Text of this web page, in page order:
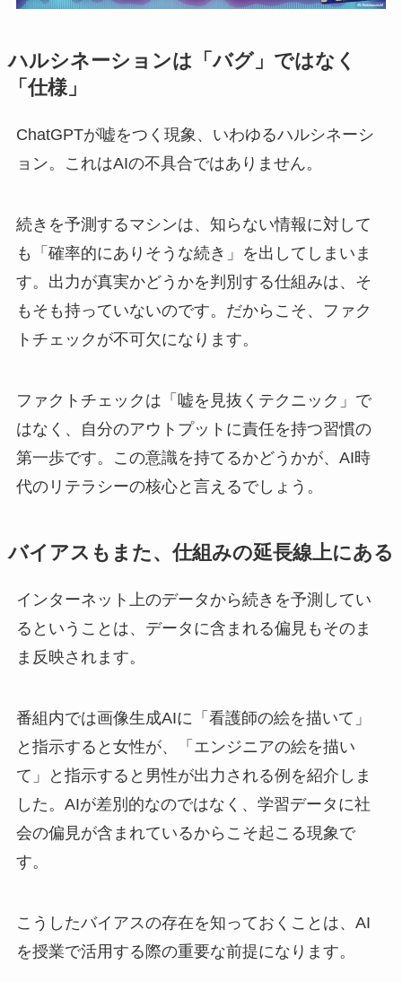
ハルシネーションは「バグ」ではなく
「仕様」
ChatGPTが嘘をつく現象、いわゆるハルシネーシ
ョン。これはAIの不具合ではありません。
続きを予測するマシンは、知らない情報に対して
も「確率的にありそうな続き」を出してしまいま
す。出力が真実かどうかを判別する仕組みは、そ
もそも持っていないのです。だからこそ、ファク
トチェックが不可欠になります。
ファクトチェックは「嘘を見抜くテクニック」で
はなく、自分のアウトプットに責任を持つ習慣の
第一歩です。この意識を持てるかどうかが、AI時
代のリテラシーの核心と言えるでしょう。
バイアスもまた、仕組みの延長線上にある
インターネット上のデータから続きを予測してい
るということは、データに含まれる偏見もそのま
ま反映されます。
番組内では画像生成AIに「看護師の絵を描いて」
と指示すると女性が、「エンジニアの絵を描い
て」と指示すると男性が出力される例を紹介しま
した。AIが差別的なのではなく、学習データに社
会の偏見が含まれているからこそ起こる現象で
す。
こうしたバイアスの存在を知っておくことは、AI
を授業で活用する際の重要な前提になります。